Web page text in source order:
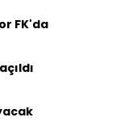
FK'da